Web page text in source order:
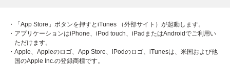
・「App Store」ボタンを押すとiTunes （外部サイト）が起動します。
・アプリケーションはiPhone、iPod touch、iPadまたはAndroidでご利用い
ただけます。
・Apple、Appleのロゴ、App Store、iPodのロゴ、iTunesは、米国および他
国のApple Inc.の登録商標です。